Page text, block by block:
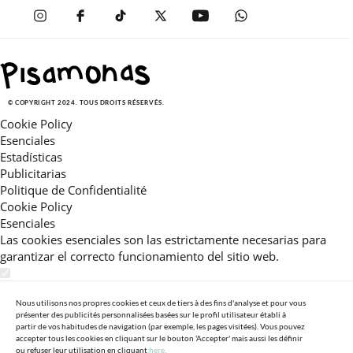
© COPYRIGHT 2024. TOUS DROITS RÉSERVÉS.
Cookie Policy
Esenciales
Estadísticas
Publicitarias
Politique de Confidentialité
Cookie Policy
Esenciales
Las cookies esenciales son las estrictamente necesarias para
garantizar el correcto funcionamiento del sitio web.
Estas cookies nos permiten ofrecerle una experiencia en el sitio
adaptada a su navegación (recomendaciones de producto
personalizadas, énfasis en categorías frecuentemente
Nous utilisons nos propres cookies et ceux de tiers à des fins d'analyse et pour vous
présenter des publicités personnalisées basées sur le profil utilisateur établi à
partir de vos habitudes de navigation (par exemple, les pages visitées). Vous pouvez
accepter tous les cookies en cliquant sur le bouton 'Accepter' mais aussi les définir
ou refuser leur utilisation en cliquanthere.